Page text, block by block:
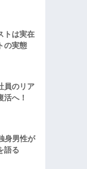
トは実在
の実態
員のリア
活へ！
身男性が
語る